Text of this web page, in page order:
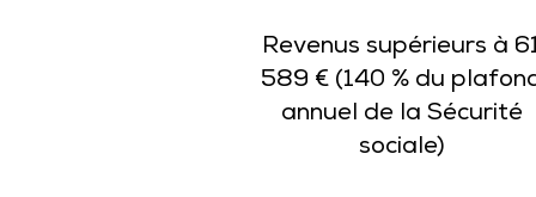
Revenus supérieurs à
589 € (140 % du
annuel de la Sécurité
sociale)